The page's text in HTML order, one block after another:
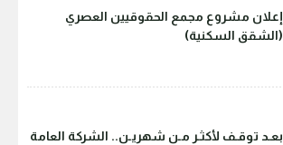
إعلان مشروع مجمع الحقوقيين العصري
(الشقق السكنية)
بعـد توقـف لأكثـر مـن شهريـن.. الشركة العامة